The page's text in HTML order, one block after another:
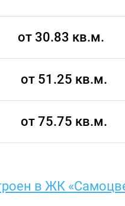
от 30.83 кв.м.
от 51.25 кв.м.
от 75.75 кв.м.
в ЖК